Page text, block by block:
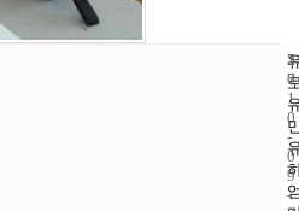
5
7
2
0
1
0
-
0
9
-